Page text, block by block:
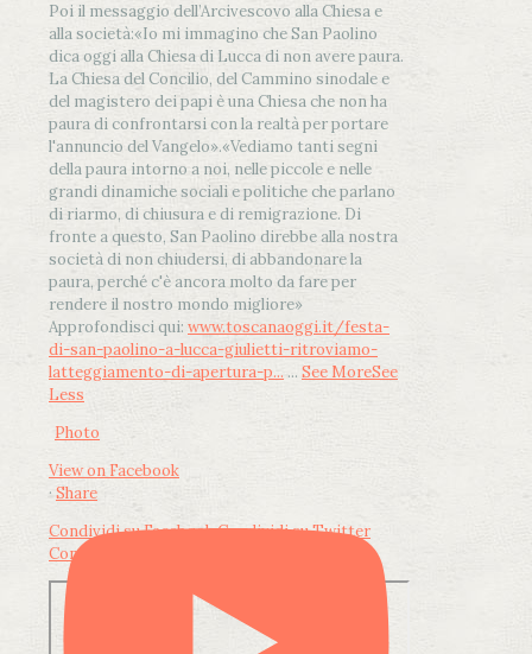
Poi il messaggio dell’Arcivescovo alla Chiesa e
alla società:«Io mi immagino che San Paolino
dica oggi alla Chiesa di Lucca di non avere paura.
La Chiesa del Concilio, del Cammino sinodale e
del magistero dei papi è una Chiesa che non ha
paura di confrontarsi con la realtà per portare
l'annuncio del Vangelo».«Vediamo tanti segni
della paura intorno a noi, nelle piccole e nelle
grandi dinamiche sociali e politiche che parlano
di riarmo, di chiusura e di remigrazione. Di
fronte a questo, San Paolino direbbe alla nostra
società di non chiudersi, di abbandonare la
paura, perché c'è ancora molto da fare per
rendere il nostro mondo migliore»
Approfondisci qui: www.toscanaoggi.it/festa-
di-san-paolino-a-lucca-giulietti-ritroviamo-
latteggiamento-di-apertura-p... ... See MoreSee
Less
Photo
View on Facebook
· Share
Condividi su FacebookCondividi su Twitter
Condividi su LinkedIn